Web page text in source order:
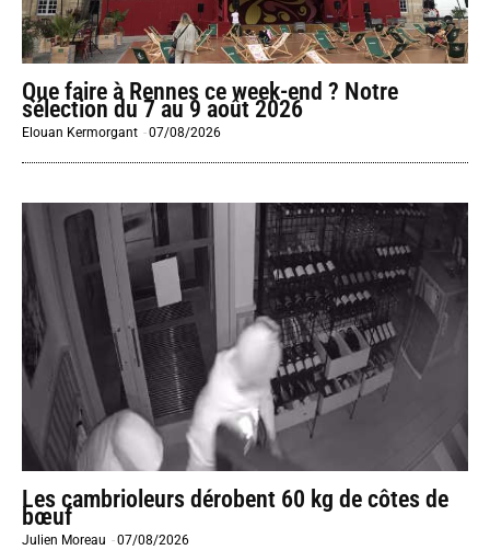
Que faire à Rennes ce week-end ? Notre
sélection du 7 au 9 août 2026
Elouan Kermorgant -07/08/2026
Les cambrioleurs dérobent 60 kg de côtes de
bœuf
Julien Moreau -07/08/2026